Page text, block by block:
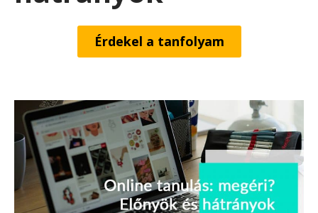
Érdekel a tanfolyam